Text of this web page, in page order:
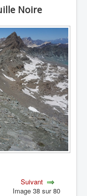
Noire
Suivant
Image 38 sur 80